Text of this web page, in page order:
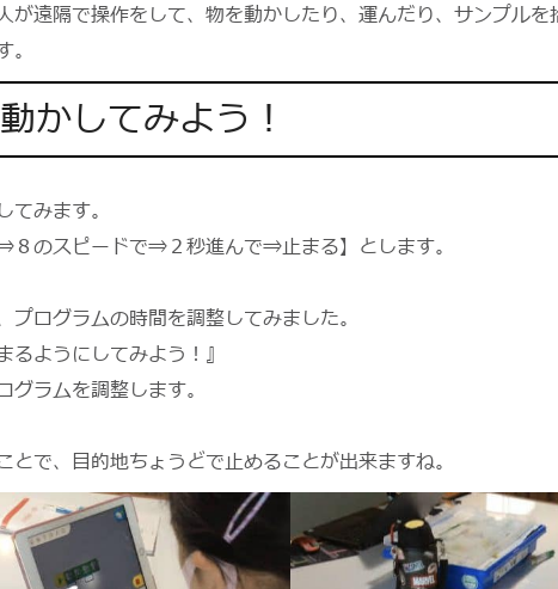
が遠隔で操作をして、物を動かしたり、運んだり、サンプル
かしてみよう！
みます。
８のスピードで⇒２秒進んで⇒止まる】とします。
ログラムの時間を調整してみました。
るようにしてみよう！』
ラムを調整します。
とで、目的地ちょうどで止めることが出来ますね。